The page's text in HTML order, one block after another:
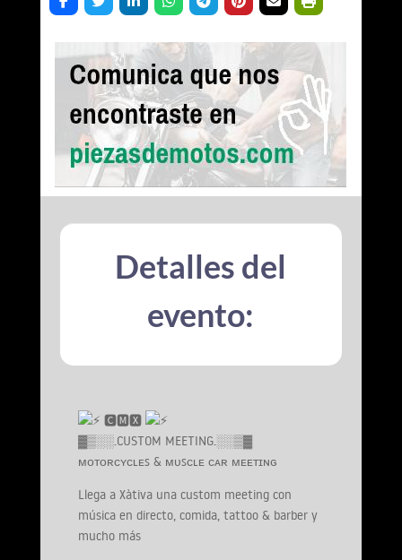
Detalles del
evento:
🅲🅼🆇
▓▒░░.CUSTOM MEETING.░░▒▓
ᴍᴏᴛᴏʀᴄʏᴄʟᴇꜱ & ᴍᴜꜱᴄʟᴇ ᴄᴀʀ ᴍᴇᴇᴛɪɴɢ
Llega a Xàtiva una custom meeting con
música en directo, comida, tattoo & barber y
mucho más